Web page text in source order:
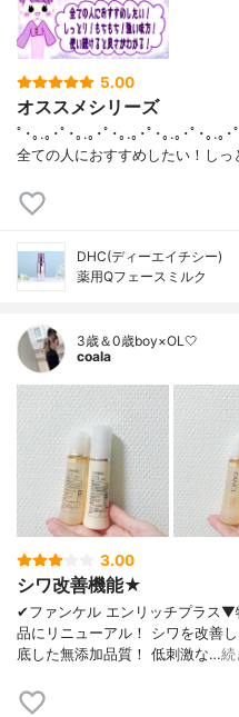
5.00
オススメシリーズ
ﾟ･｡.｡･ﾟ･｡.｡･ﾟ･｡.｡･ﾟ･｡.｡･ﾟ･｡.｡
全ての人におすすめしたい！し
DHC(ディーエイチシー)
薬用Qフェースミルク
3歳＆0歳boy×OL🤍
coala
3.00
シワ改善機能★
✔︎ファンケル エンリッチプラス▼
品にリニューアル！ シワを改善
底した無添加品質！ 低刺激な…続